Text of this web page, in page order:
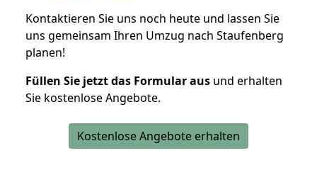
Kontaktieren Sie uns noch heute und lassen Sie
uns gemeinsam Ihren Umzug nach Staufenberg
planen!
Füllen Sie jetzt das Formular aus und erhalten
Sie kostenlose Angebote.
Kostenlose Angebote erhalten